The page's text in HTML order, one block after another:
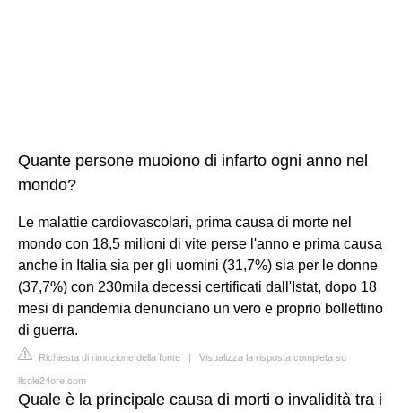
Quante persone muoiono di infarto ogni anno nel
mondo?
Le malattie cardiovascolari, prima causa di morte nel
mondo con 18,5 milioni di vite perse l'anno e prima causa
anche in Italia sia per gli uomini (31,7%) sia per le donne
(37,7%) con 230mila decessi certificati dall'Istat, dopo 18
mesi di pandemia denunciano un vero e proprio bollettino
di guerra.
Richiesta di rimozione della fonte | Visualizza la risposta completa su
ilsole24ore.com
Quale è la principale causa di morti o invalidità tra i